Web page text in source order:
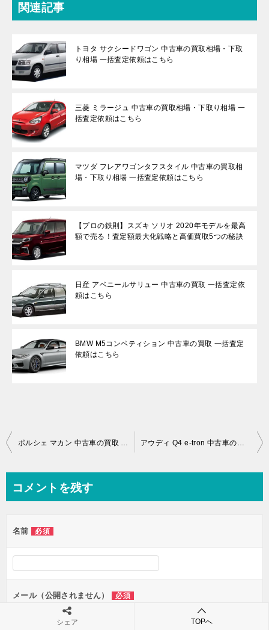
関連記事
トヨタ サクシードワゴン 中古車の買取相場・下取
り相場 一括査定依頼はこちら
三菱 ミラージュ 中古車の買取相場・下取り相場 一
括査定依頼はこちら
マツダ フレアワゴンタフスタイル 中古車の買取相
場・下取り相場 一括査定依頼はこちら
【プロの鉄則】スズキ ソリオ 2020年モデルを最高
額で売る！査定額最大化戦略と高価買取5つの秘訣
日産 アベニールサリュー 中古車の買取 一括査定依
頼はこちら
BMW M5コンペティション 中古車の買取 一括査定
依頼はこちら
投
ビ
ー
シ
ョ
ン
コメントを残す
名前 必須
メール（公開されません） 必須
シェア TOPへ